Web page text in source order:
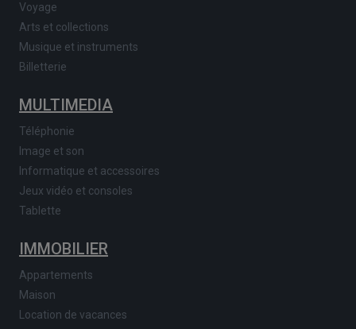
Voyage
Arts et collections
Musique et instruments
Billetterie
MULTIMEDIA
Téléphonie
Image et son
Informatique et accessoires
Jeux vidéo et consoles
Tablette
IMMOBILIER
Appartements
Maison
Location de vacances